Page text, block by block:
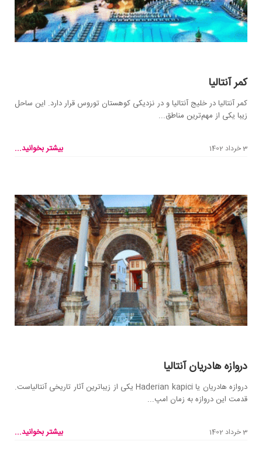
کمر آنتالیا
کمر آنتالیا در خلیج آنتالیا و در نزدیکی کوهستان توروس قرار دارد. این ساحل
زیبا یکی از مهم‌ترین مناطق...
3 خرداد 1402 بیشتر بخوانید...
دروازه هادریان آنتالیا
دروازه هادریان یا Haderian kapici یکی از زیباترین آثار تاریخی آنتالیاست.
قدمت این دروازه به زمان امپ...
3 خرداد 1402 بیشتر بخوانید...